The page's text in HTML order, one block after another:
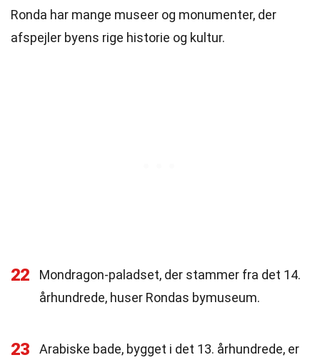
Ronda har mange museer og monumenter, der
afspejler byens rige historie og kultur.
22
Mondragon-paladset, der stammer fra det 14.
århundrede, huser Rondas bymuseum.
23
Arabiske bade, bygget i det 13. århundrede, er